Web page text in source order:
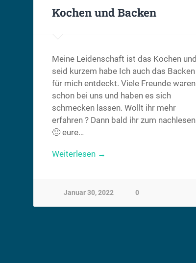
Kochen und Backen
Meine Leidenschaft ist das Kochen und
seid kurzem habe Ich auch das Backen
für mich entdeckt. Viele Freunde waren
schon bei uns und haben es sich
schmecken lassen. Wollt ihr mehr
erfahren ? Dann bald ihr zum nachlesen
🙂 eure…
Weiterlesen →
Januar 30, 2022 0